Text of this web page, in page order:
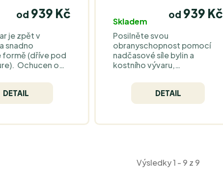
od 939 Kč
je zpět v
snadno
formě (dříve pod
Ochucen o
dávka obsahuje
bílkovin.
DETAIL
Skladem
od 939 Kč
Posilněte svou
obranyschopnost pomocí
nadčasové síle bylin a
kostního vývaru,
krmeného čistou nestříkanou
trávou. Aromatický bio
tymián, oregano a zázvor
dodává tomuto hřejivému
DETAIL
Výsledky 1 - 9 z 9